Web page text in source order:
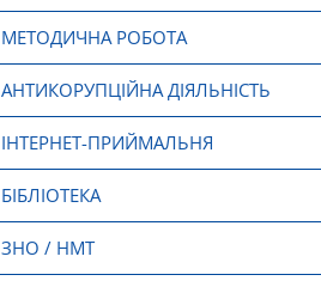
МЕТОДИЧНА РОБОТА
АНТИКОРУПЦІЙНА ДІЯЛЬНІСТЬ
ІНТЕРНЕТ-ПРИЙМАЛЬНЯ
БІБЛІОТЕКА
ЗНО / НМТ